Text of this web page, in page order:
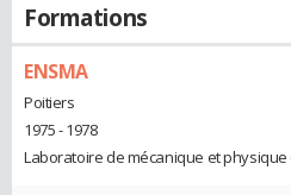
Formations
ENSMA
Poitiers
1975 - 1978
Laboratoire de mécanique et